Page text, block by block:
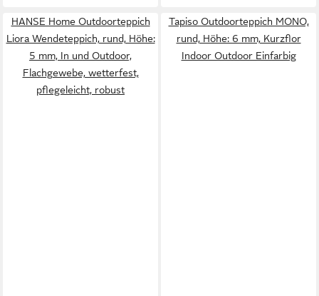
HANSE Home Outdoorteppich
Liora Wendeteppich, rund, Höhe:
5 mm, In und Outdoor,
Flachgewebe, wetterfest,
pflegeleicht, robust
Tapiso Outdoorteppich MONO,
rund, Höhe: 6 mm, Kurzflor
Indoor Outdoor Einfarbig